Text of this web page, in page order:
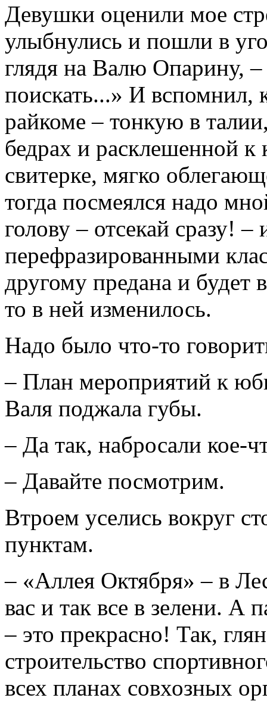
Девушки оценили мое
улыбнулись и пошли в
глядя на Валю Опарину, –
поискать...» И вспомнил,
райкоме – тонкую в
бедрах и расклешенной
свитерке, мягко
тогда посмеялся надо
голову – отсекай сразу! –
перефразированными
другому предана и будет
то в ней изменилось.
Надо было что-то
– План мероприятий к
Валя поджала губы.
– Да так, набросали кое-
– Давайте посмотрим.
Втроем уселись вокруг
пунктам.
– «Аллея Октября» – в
вас и так все в зелени. А
– это прекрасно! Так,
строительство
всех планах совхозных